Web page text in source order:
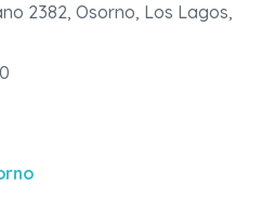
2382, Osorno, Los Lagos,